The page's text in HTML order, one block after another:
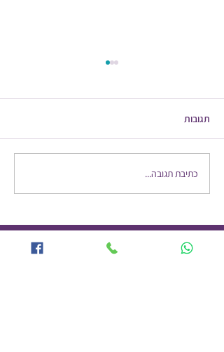
תגובות
כתיבת תגובה...
רוצים לקבל עדכונים מהבלוג שלי למייל שלכם?